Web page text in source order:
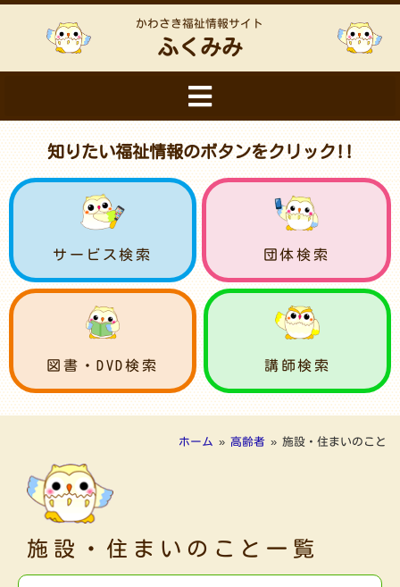
かわさき福祉情報サイト
ふくみみ
知りたい福祉情報のボタンをクリック!!
サービス検索 団体検索
図書・DVD検索 講師検索
ホーム » 高齢者 » 施設・住まいのこと
施設・住まいのこと一覧